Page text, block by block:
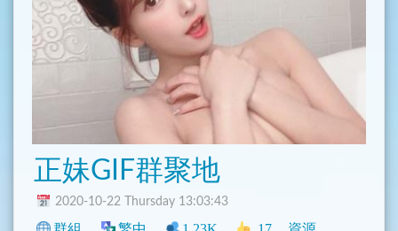
正妹GIF群聚地
2020-10-22 Thursday 13:03:43